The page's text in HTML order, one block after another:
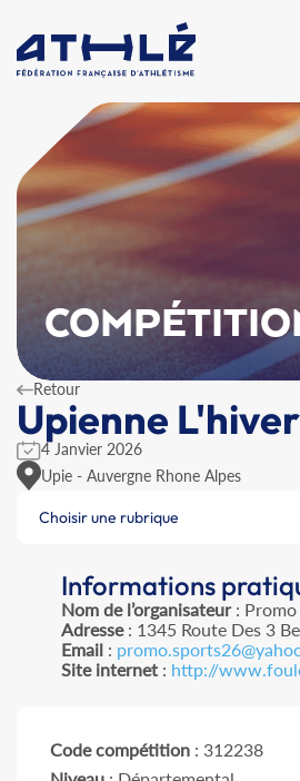
Retour
Upienne
4 Janvier 2026
Upie - Auvergne Rhone Alpes
Choisir une rubrique
Informations
Nom de l’organisateur: Promo
Adresse: 1345 Route Des 3
Email:
Site internet: http://
Code compétition : 312238